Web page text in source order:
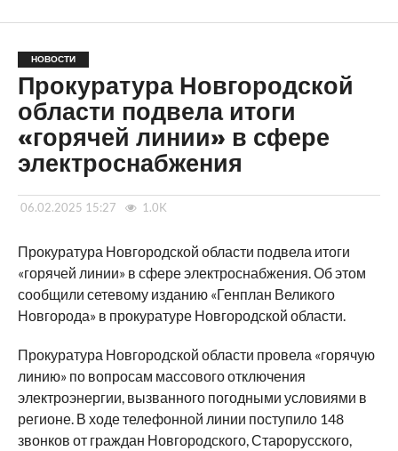
НОВОСТИ
Прокуратура Новгородской
области подвела итоги
«горячей линии» в сфере
электроснабжения
06.02.2025 15:27 1.0K
Прокуратура Новгородской области подвела итоги
«горячей линии» в сфере электроснабжения. Об этом
сообщили сетевому изданию «Генплан Великого
Новгорода» в прокуратуре Новгородской области.
Прокуратура Новгородской области провела «горячую
линию» по вопросам массового отключения
электроэнергии, вызванного погодными условиями в
регионе. В ходе телефонной линии поступило 148
звонков от граждан Новгородского, Старорусского,